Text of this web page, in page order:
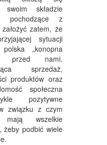
składzie
pochodzące z
zatem, że
sytuacji
„konopna
przed nami.
sprzedaż,
produktów oraz
społeczna
pozytywne
związku z czym
mają wszelkie
żeby podbić wiele